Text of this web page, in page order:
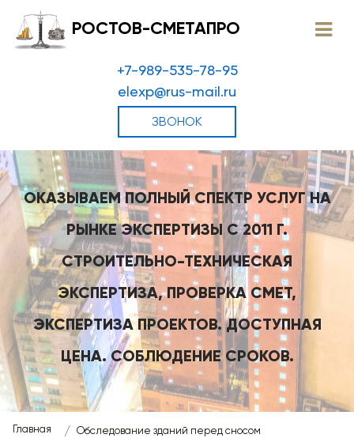
РОСТОВ-СМЕТАПРО
+7-989-535-78-95
elexp@rus-mail.ru
ЗВОНОК
ОКАЗЫВАЕМ ПОЛНЫЙ СПЕКТР УСЛУГ НА
РЫНКЕ ЭКСПЕРТИЗЫ С 2011 Г.
СТРОИТЕЛЬНО-ТЕХНИЧЕСКАЯ
ЭКСПЕРТИЗА, ПРОВЕРКА СМЕТ,
ЭКСПЕРТИЗА ПРОЕКТОВ. ДОСТУПНАЯ
ЦЕНА. СОБЛЮДЕНИЕ СРОКОВ.
Главная Обследование зданий перед сносом